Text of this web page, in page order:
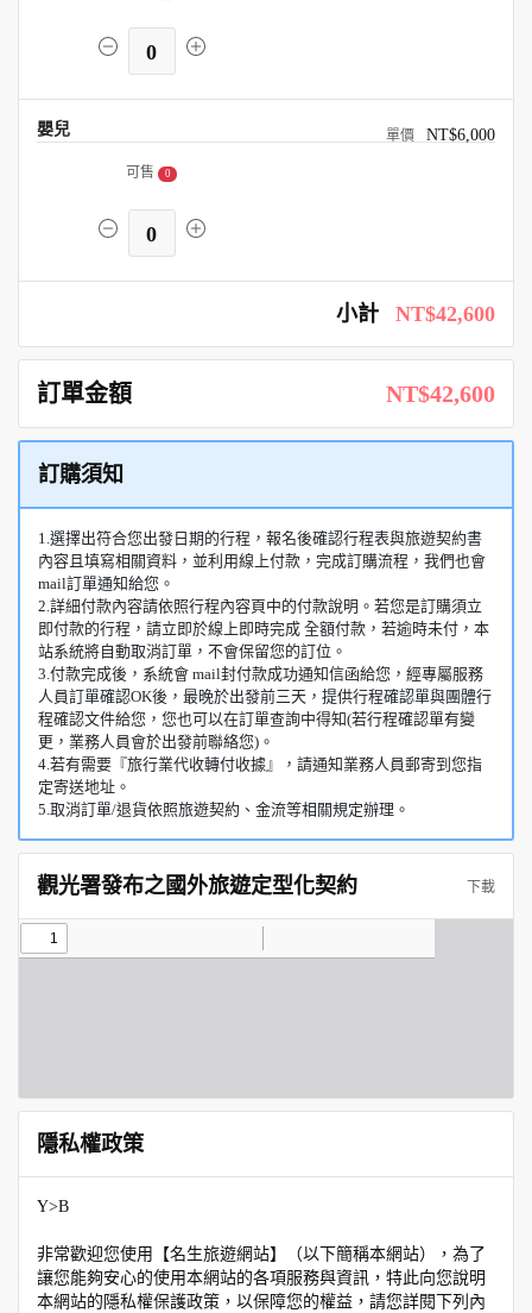
0
嬰兒 NT$6,000
可售 0
0
小計 NT$42,600
訂單金額 NT$42,600
訂購須知
1.選擇出符合您出發日期的行程，報名後確認行程表與旅遊契約書
內容且填寫相關資料，並利用線上付款，完成訂購流程，我們也會
mail訂單通知給您。
2.詳細付款內容請依照行程內容頁中的付款說明。若您是訂購須立
即付款的行程，請立即於線上即時完成 全額付款，若逾時未付，本
站系統將自動取消訂單，不會保留您的訂位。
3.付款完成後，系統會 mail封付款成功通知信函給您，經專屬服務
人員訂單確認OK後，最晚於出發前三天，提供行程確認單與團體行
程確認文件給您，您也可以在訂單查詢中得知(若行程確認單有變
更，業務人員會於出發前聯絡您)。
4.若有需要『旅行業代收轉付收據』，請通知業務人員郵寄到您指
定寄送地址。
5.取消訂單/退貨依照旅遊契約、金流等相關規定辦理。
觀光署發布之國外旅遊定型化契約 下載
隱私權政策
Y>B
非常歡迎您使用【名生旅遊網站】（以下簡稱本網站），為了
讓您能夠安心的使用本網站的各項服務與資訊，特此向您說明
本網站的隱私權保護政策，以保障您的權益，請您詳閱下列內